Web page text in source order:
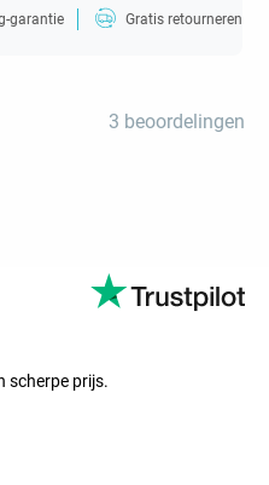
garantie Gratis retourneren
3 beoordelingen
scherpe prijs.